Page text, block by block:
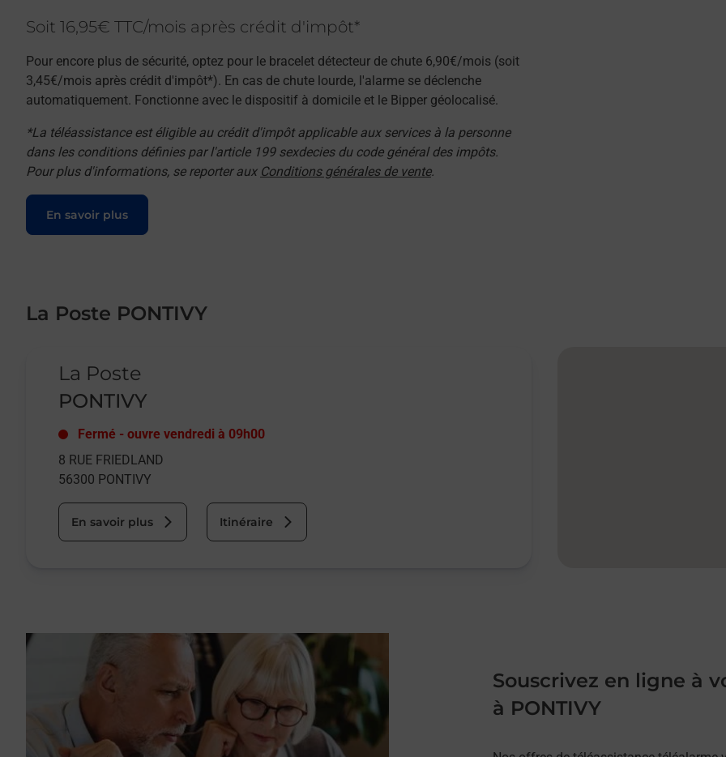
Soit 16,95€ TTC/mois après crédit d'impôt*
Pour encore plus de sécurité, optez pour le bracelet détecteur de chute 6,90€/mois (soit
3,45€/mois après crédit d'impôt*). En cas de chute lourde, l'alarme se déclenche
automatiquement. Fonctionne avec le dispositif à domicile et le Bipper géolocalisé.
*La téléassistance est éligible au crédit d'impôt applicable aux services à la personne
dans les conditions définies par l'article 199 sexdecies du code général des impôts.
Pour plus d'informations, se reporter aux Conditions générales de vente.
En savoir plus
Le lien s'ouvre dans un nouvel onglet
La Poste PONTIVY
La Poste
PONTIVY
Fermé - ouvre vendredi à 09h00
8 RUE FRIEDLAND
56300 PONTIVY
En savoir plus Itinéraire
Souscrivez en ligne à
à PONTIVY